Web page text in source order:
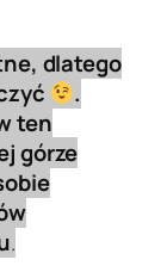
dlatego
.
ten
górze
.